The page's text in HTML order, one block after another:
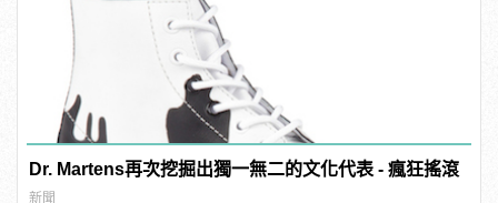
Dr. Martens再次挖掘出獨一無二的文化代表 - 瘋狂搖滾
新聞